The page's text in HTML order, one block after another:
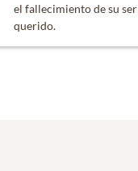
el fallecimiento de su ser
querido.